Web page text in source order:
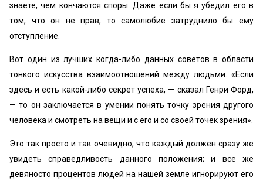
знаете, чем кончаются споры. Даже если бы я убедил его в
том, что он не прав, то самолюбие затруднило бы ему
отступление.
Вот один из лучших когда-либо данных советов в области
тонкого искусства взаимоотношений между людьми. «Если
здесь и есть какой-либо секрет успеха, — сказал Генри Форд,
— то он заключается в умении понять точку зрения другого
человека и смотреть на вещи и с ero и со своей точек зрения».
Это так просто и так очевидно, что каждый должен сразу же
увидеть справедливость данного положения; и все же
девяносто процентов людей на нашей земле игнорируют его